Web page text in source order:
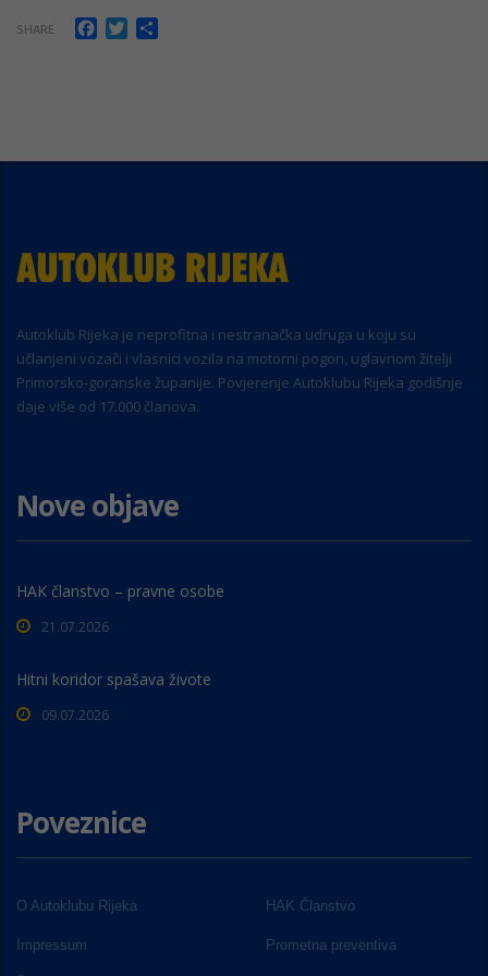
SHARE Facebook
Twitter
Autoklub Rijeka je neprofitna i nestranačka udruga u koju su
učlanjeni vozači i vlasnici vozila na motorni pogon, uglavnom žitelji
Primorsko-goranske županije. Povjerenje Autoklubu Rijeka godišnje
daje više od 17.000 članova.
Nove objave
HAK članstvo – pravne osobe
21.07.2026
Hitni koridor spašava živote
09.07.2026
Poveznice
O Autoklubu Rijeka HAK Članstvo
Impressum Prometna preventiva